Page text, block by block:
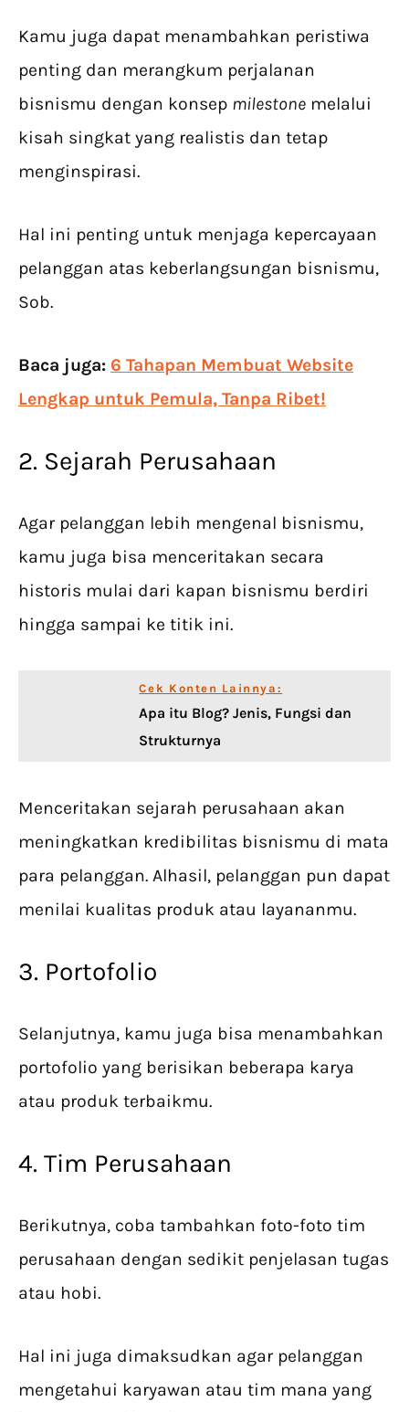
Kamu juga dapat menambahkan peristiwa
penting dan merangkum perjalanan
bisnismu dengan konsep milestone melalui
kisah singkat yang realistis dan tetap
menginspirasi.
Hal ini penting untuk menjaga kepercayaan
pelanggan atas keberlangsungan bisnismu,
Sob.
Baca juga: 6 Tahapan Membuat Website
Lengkap untuk Pemula, Tanpa Ribet!
2. Sejarah Perusahaan
Agar pelanggan lebih mengenal bisnismu,
kamu juga bisa menceritakan secara
historis mulai dari kapan bisnismu berdiri
hingga sampai ke titik ini.
Cek Konten Lainnya:
Apa itu Blog? Jenis, Fungsi dan
Strukturnya
Menceritakan sejarah perusahaan akan
meningkatkan kredibilitas bisnismu di mata
para pelanggan. Alhasil, pelanggan pun dapat
menilai kualitas produk atau layananmu.
3. Portofolio
Selanjutnya, kamu juga bisa menambahkan
portofolio yang berisikan beberapa karya
atau produk terbaikmu.
4. Tim Perusahaan
Berikutnya, coba tambahkan foto-foto tim
perusahaan dengan sedikit penjelasan tugas
atau hobi.
Hal ini juga dimaksudkan agar pelanggan
mengetahui karyawan atau tim mana yang